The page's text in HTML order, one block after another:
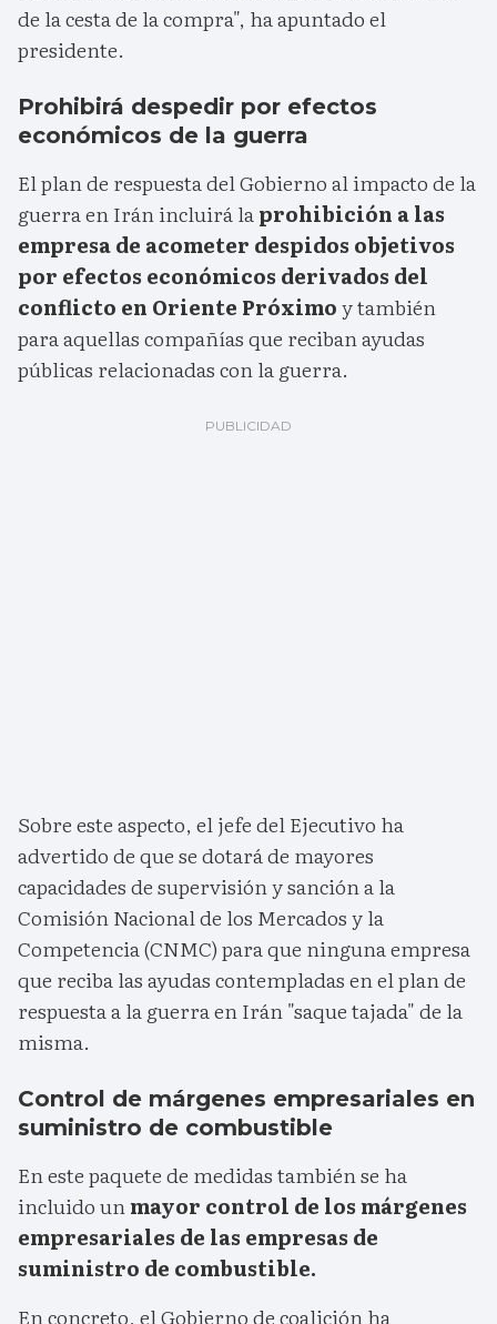
de la cesta de la compra", ha apuntado el
presidente.
Prohibirá despedir por efectos
económicos de la guerra
El plan de respuesta del Gobierno al impacto de la
guerra en Irán incluirá laprohibición a las
empresa de acometer despidos objetivos
por efectos económicos derivados del
conflicto en Oriente Próximoy también
para aquellas compañías que reciban ayudas
públicas relacionadas con la guerra.
Sobre este aspecto, el jefe del Ejecutivo ha
advertido de que se dotará de mayores
capacidades de supervisión y sanción a la
Comisión Nacional de los Mercados y la
Competencia (CNMC) para que ninguna empresa
que reciba las ayudas contempladas en el plan de
respuesta a la guerra en Irán "saque tajada" de la
misma.
Control de márgenes empresariales en
suministro de combustible
En este paquete de medidas también se ha
incluido unmayor control de los márgenes
empresariales de las empresas de
suministro de combustible.
En concreto, el Gobierno de coalición ha